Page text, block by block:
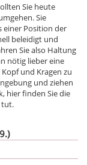
Sie heute
Sie
einer Position der
beleidigt und
Sie also Haltung
nötig lieber eine
und Kragen zu
und ziehen
hier finden Sie die
tut.